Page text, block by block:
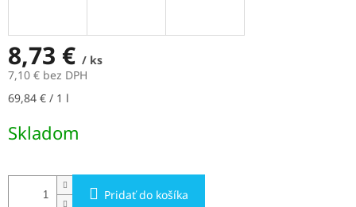
8,73 € / ks
7,10 € bez DPH
Jednotková
69,84 € / 1 l
Skladom
Pridať do košíka